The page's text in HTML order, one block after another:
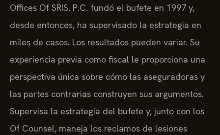
Offices Of SRIS, P.C. fundó el bufete en 1997 y,
desde entonces, ha supervisado la estrategia en
miles de casos. Los resultados pueden variar. Su
experiencia previa como fiscal le proporciona una
perspectiva única sobre cómo las aseguradoras y
las partes contrarias construyen sus argumentos.
Supervisa la estrategia del bufete y, junto con los
Of Counsel, maneja los reclamos de lesiones